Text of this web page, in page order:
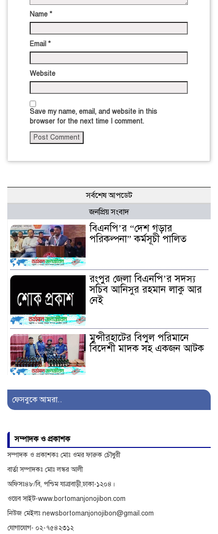
Name *
Email *
Website
Save my name, email, and website in this
browser for the next time I comment.
সর্বশেষ আপডেট
জনপ্রিয় সংবাদ
বিএনপি’র “দেশ গড়ার
পরিকল্পনা” কর্মসূচী পালিত
রংপুর জেলা বিএনপি’র সদস্য
সচিব আনিসুর রহমান লাকু আর
নেই
মুন্সীরহাটের বিপুল পরিমানে
বিদেশী মাদক সহ একজন আটক
সাজেকগামী পর্যটকবাহী যানবাহন
সেনাবাহিনী
বিরুদ্ধে অনুসন্ধান
ফেসবুকে আমরা..
সম্পাদক ও প্রকাশক
সম্পাদক ও প্রকাশকঃ মোঃ ওমর ফারুক চৌধুরী
বার্তা সম্পাদকঃ মোঃ লস্কর আলী
অফিসঃ৪৮/বি, পশ্চিম যাত্রাবাড়ী,ঢাকা-১২০৪।
ওয়েব সাইট-www.bortomanjonojibon.com
নিউজ মেইলঃ newsbortomanjonojibon@gmail.com
যোগাযোগ- ০২-৭৫৪২৩১২